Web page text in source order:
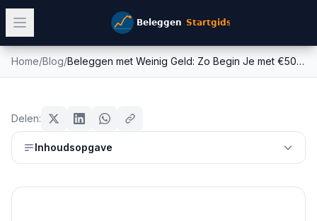
Home/Blog/ Beleggen met Weinig Geld: Zo Begin Je met €50 per Maand
Begin Je met €50 per Maand
21 maart 202618min leestijd
Delen:
Inhoudsopgave